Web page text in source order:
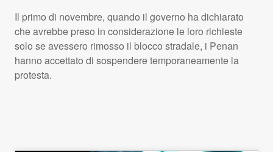
Il primo di novembre, quando il governo ha dichiarato
che avrebbe preso in considerazione le loro richieste
solo se avessero rimosso il blocco stradale, i Penan
hanno accettato di sospendere temporaneamente la
protesta.